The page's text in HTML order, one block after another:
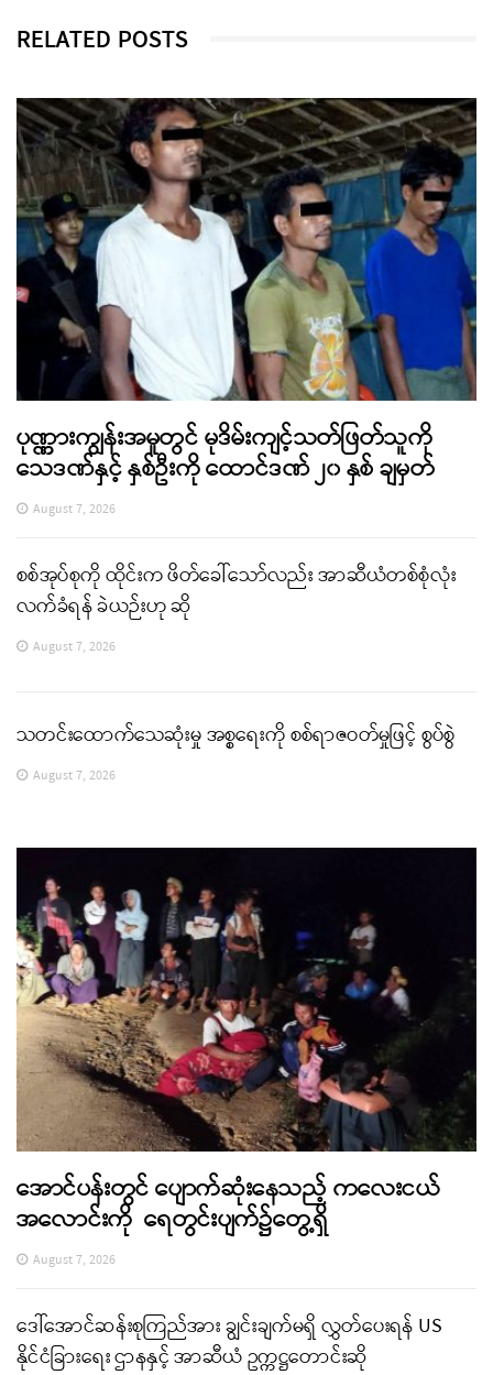
RELATED POSTS
ပုဏ္ဏားကျွန်းအမှုတွင် မုဒိမ်းကျင့်သတ်ဖြတ်သူကို
သေဒဏ်နှင့် နှစ်ဦးကို ထောင်ဒဏ် ၂၀ နှစ် ချမှတ်
August 7, 2026
စစ်အုပ်စုကို ထိုင်းက ဖိတ်ခေါ်သော်လည်း အာဆီယံတစ်စုံလုံး
လက်ခံရန် ခဲယဉ်းဟု ဆို
August 7, 2026
သတင်းထောက်သေဆုံးမှု အစ္စရေးကို စစ်ရာဇဝတ်မှုဖြင့် စွပ်စွဲ
August 7, 2026
အောင်ပန်းတွင် ပျောက်ဆုံးနေသည့် ကလေးငယ်
အလောင်းကို ရေတွင်းပျက်၌တွေ့ရှိ
August 7, 2026
ဒေါ်အောင်ဆန်းစုကြည်အား ချွင်းချက်မရှိ လွှတ်ပေးရန် US
နိုင်ငံခြားရေး ဌာနနှင့် အာဆီယံ ဥက္ကဋ္ဌတောင်းဆို